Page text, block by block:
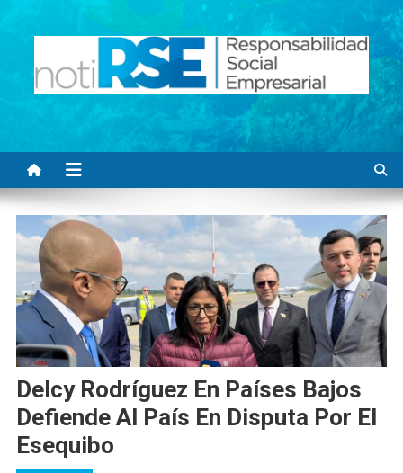
Noti RSE
Noticias con sentido responsable
Delcy Rodríguez En Países Bajos
Defiende Al País En Disputa Por El
Esequibo